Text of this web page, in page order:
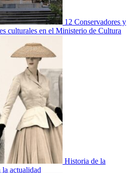
12 Conservadores y
culturales en el Ministerio de Cultura
Historia de la
actualidad